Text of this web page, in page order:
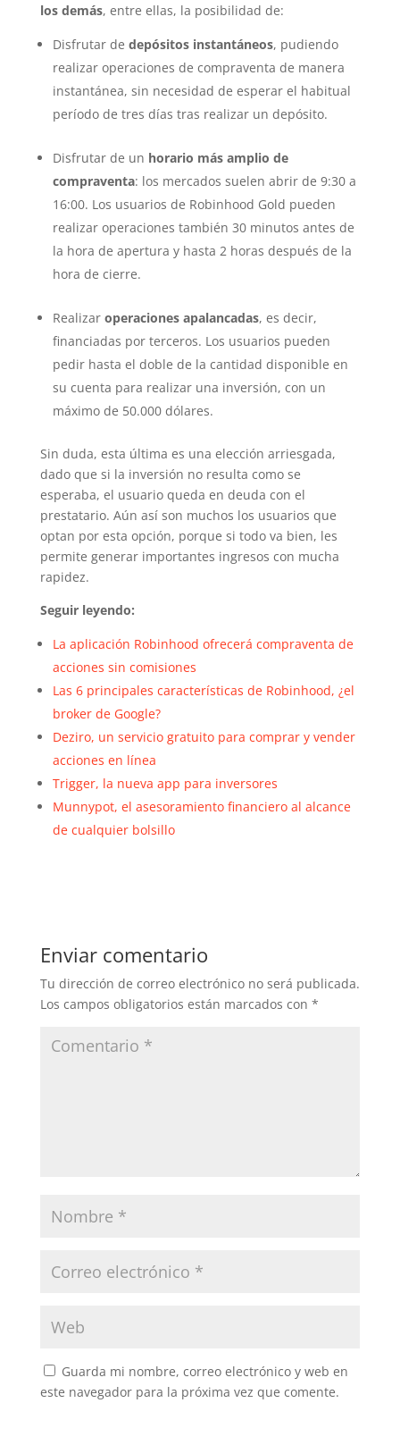
los demás, entre ellas, la posibilidad de:
Disfrutar de depósitos instantáneos, pudiendo
realizar operaciones de compraventa de manera
instantánea, sin necesidad de esperar el habitual
período de tres días tras realizar un depósito.
Disfrutar de un horario más amplio de
compraventa: los mercados suelen abrir de 9:30 a
16:00. Los usuarios de Robinhood Gold pueden
realizar operaciones también 30 minutos antes de
la hora de apertura y hasta 2 horas después de la
hora de cierre.
Realizar operaciones apalancadas, es decir,
financiadas por terceros. Los usuarios pueden
pedir hasta el doble de la cantidad disponible en
su cuenta para realizar una inversión, con un
máximo de 50.000 dólares.
Sin duda, esta última es una elección arriesgada,
dado que si la inversión no resulta como se
esperaba, el usuario queda en deuda con el
prestatario. Aún así son muchos los usuarios que
optan por esta opción, porque si todo va bien, les
permite generar importantes ingresos con mucha
rapidez.
Seguir leyendo:
La aplicación Robinhood ofrecerá compraventa de
acciones sin comisiones
Las 6 principales características de Robinhood, ¿el
broker de Google?
Deziro, un servicio gratuito para comprar y vender
acciones en línea
Trigger, la nueva app para inversores
Munnypot, el asesoramiento financiero al alcance
de cualquier bolsillo
Enviar comentario
Tu dirección de correo electrónico no será publicada.
Los campos obligatorios están marcados con *
Guarda mi nombre, correo electrónico y web en
este navegador para la próxima vez que comente.